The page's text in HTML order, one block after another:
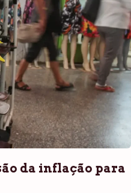
da inflação para